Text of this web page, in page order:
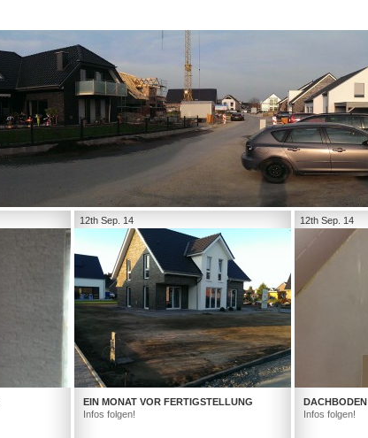
12th Sep. 14
EIN MONAT VOR FERTIGSTELLUNG
Infos folgen!
12th Sep. 14
DACHBODEN
Infos folgen!